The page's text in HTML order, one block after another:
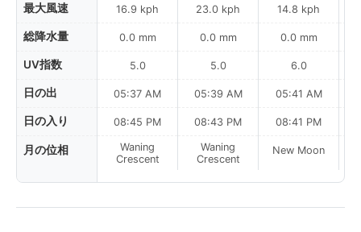
最大風速
総降水量
UV指数
日の出
日の入り
月の位相
16.9 kph
0.0 mm
5.0
05:37 AM
08:45 PM
Waning
Crescent
23.0 kph
0.0 mm
5.0
05:39 AM
08:43 PM
Waning
Crescent
14.8 kph
0.0 mm
6.0
05:41 AM
08:41 PM
New Moon